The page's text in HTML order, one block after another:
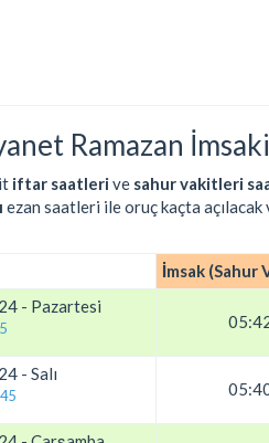
Ramazan
iftar saatlerive sahur vakitleri
ezan saatleri ile oruç kaçta açılacak
İmsak (Sahur
- Pazartesi
- Salı